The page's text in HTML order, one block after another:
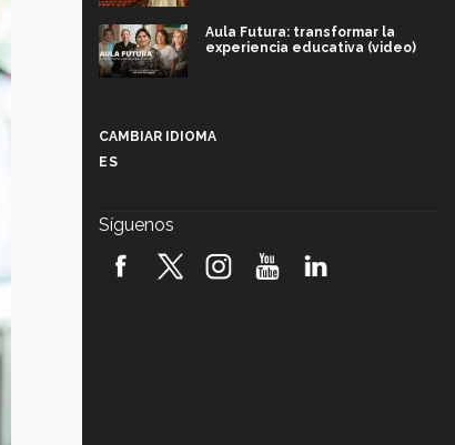
Aula Futura: transformar la
experiencia educativa (video)
robótica FIRST 2026! (video)
CAMBIAR IDIOMA
ES
Síguenos